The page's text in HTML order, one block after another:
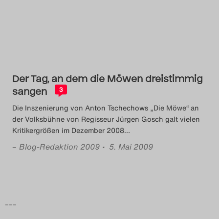
2015
Das Theatertreffen-Blog
2016
Das Theatertreffen-Blog
Der Tag, an dem die Möwen dreistimmig
sangen
3
Die Inszenierung von Anton Tschechows „Die Möwe“ an
der Volksbühne von Regisseur Jürgen Gosch galt vielen
Kritikergrößen im Dezember 2008…
– Blog-Redaktion 2009 • 5. Mai 2009
–––